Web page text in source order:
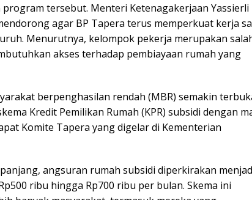
tersebut. Menteri Ketenagakerjaan Yassierli
agar BP Tapera terus memperkuat kerja
Menurutnya, kelompok pekerja merupakan
akses terhadap pembiayaan rumah yang
berpenghasilan rendah (MBR) semakin
Kredit Pemilikan Rumah (KPR) subsidi dengan
Komite Tapera yang digelar di Kementerian
angsuran rumah subsidi diperkirakan
ribu hingga Rp700 ribu per bulan. Skema ini